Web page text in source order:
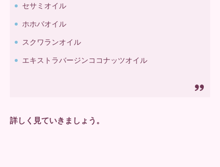
セサミオイル
ホホバオイル
スクワランオイル
エキストラバージンココナッツオイル
詳しく見ていきましょう。